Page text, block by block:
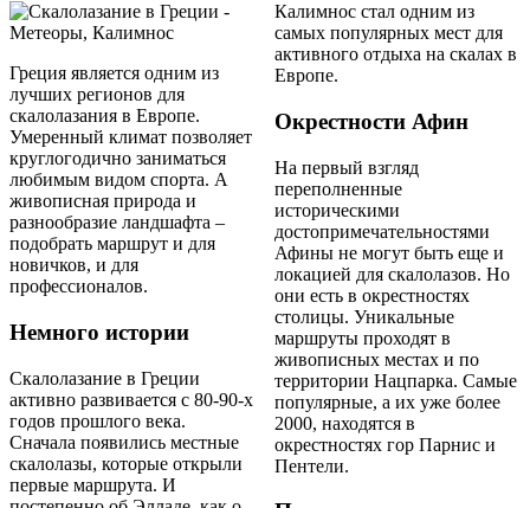
Греция является одним из
лучших регионов для
скалолазания в Европе.
Умеренный климат позволяет
круглогодично заниматься
любимым видом спорта. А
живописная природа и
разнообразие ландшафта –
подобрать маршрут и для
новичков, и для
профессионалов.
Немного истории
Скалолазание в Греции
активно развивается с 80-90-х
годов прошлого века.
Сначала появились местные
скалолазы, которые открыли
первые маршрута. И
Калимнос стал одним из
самых популярных мест для
активного отдыха на скалах в
Европе.
Окрестности Афин
На первый взгляд
переполненные
историческими
достопримечательностями
Афины не могут быть еще и
локацией для скалолазов. Но
они есть в окрестностях
столицы. Уникальные
маршруты проходят в
живописных местах и по
территории Нацпарка. Самые
популярные, а их уже более
2000, находятся в
окрестностях гор Парнис и
Пентели.